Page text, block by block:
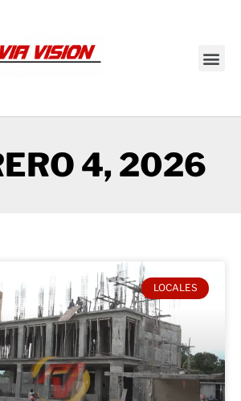
4, 2026
LOCALES